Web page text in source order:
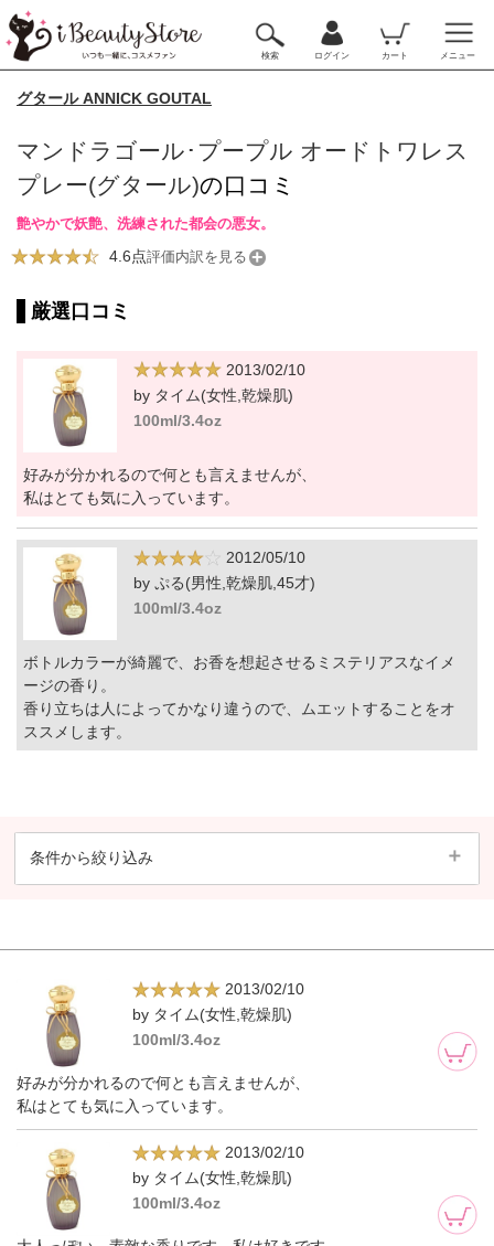
検索 ログイン カート メニュー
グタール ANNICK GOUTAL
マンドラゴール･プープル オードトワレス
プレー(グタール)の口コミ
艶やかで妖艶、洗練された都会の悪女。
4.6点評価内訳を見る
厳選口コミ
2013/02/10
by タイム(女性,乾燥肌)
100ml/3.4oz
好みが分かれるので何とも言えませんが、
私はとても気に入っています。
2012/05/10
by ぷる(男性,乾燥肌,45才)
100ml/3.4oz
ボトルカラーが綺麗で、お香を想起させるミステリアスなイメ
ージの香り。
香り立ちは人によってかなり違うので、ムエットすることをオ
ススメします。
条件から絞り込み
2013/02/10
by タイム(女性,乾燥肌)
100ml/3.4oz
好みが分かれるので何とも言えませんが、
私はとても気に入っています。
2013/02/10
by タイム(女性,乾燥肌)
100ml/3.4oz